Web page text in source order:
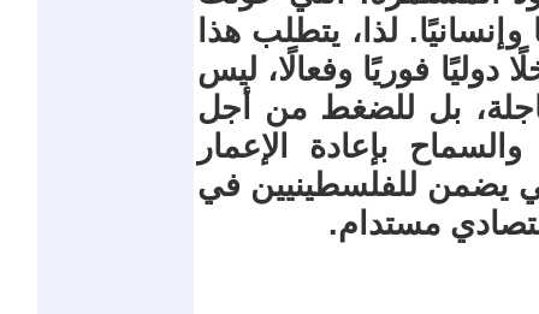
لذا، يتطلب هذا
دوليًا فوريًا وفعالًا، ليس
بل للضغط من أجل
بإعادة الإعمار
يضمن للفلسطينيين في
مستدام.